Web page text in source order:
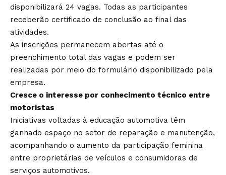
disponibilizará 24 vagas. Todas as participantes
receberão certificado de conclusão ao final das
atividades.
As inscrições permanecem abertas até o
preenchimento total das vagas e podem ser
realizadas por meio do formulário disponibilizado pela
empresa.
Cresce o interesse por conhecimento técnico entre
motoristas
Iniciativas voltadas à educação automotiva têm
ganhado espaço no setor de reparação e manutenção,
acompanhando o aumento da participação feminina
entre proprietárias de veículos e consumidoras de
serviços automotivos.